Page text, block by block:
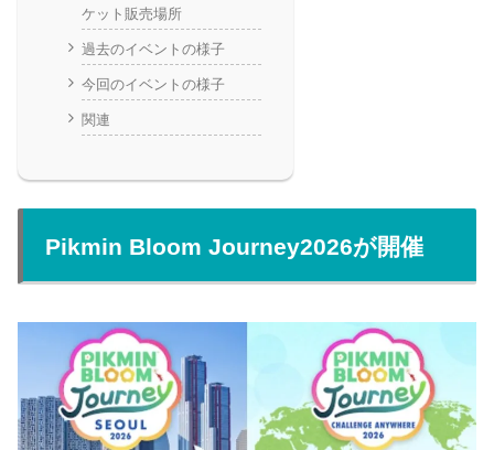
ケット販売場所
過去のイベントの様子
今回のイベントの様子
関連
Pikmin Bloom Journey2026が開催